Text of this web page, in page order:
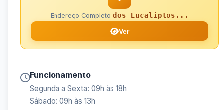
Endereço Completo dos Eucaliptos...
Ver
Funcionamento
Segunda a Sexta: 09h às 18h
Sábado: 09h às 13h